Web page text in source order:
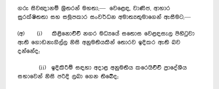
ගරු සිවඥානම් ශ්‍රීතරන් මහතා,— වෙළෙඳ, වාණිජ, ආහාර
සුරක්ෂිතතා සහ සමූපකාර සංවර්ධන අමාත්‍යතුමාගෙන් ඇසීමට,—
(අ) (i) කිළිනොච්චි නගර මධ්‍යයේ සතොස වෙළඳසැල පිහිටුවා
ඇති ගොඩනැගිල්ල නිසි අනුමතියකින් තොරව ඉදිකර ඇති බව
දන්නේද;
(ii) ඉදිකිරීම් සඳහා අදාළ අනුමතිය කරෙයිච්චි ප්‍රාදේශීය
සභාවෙන් නිසි පරිදි ලබා ගෙන තිබේද;